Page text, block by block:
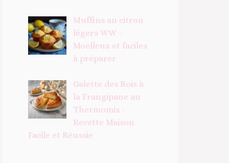
Muffins au citron
légers WW –
Moelleux et faciles
à préparer
Galette des Rois à
la Frangipane au
Thermomix :
Recette Maison
Facile et Réussie